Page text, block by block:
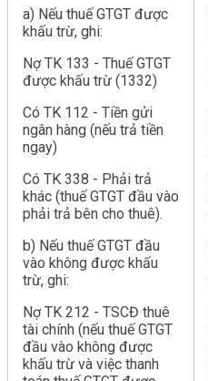
a) Nếu thuế GTGT được
khấu trừ, ghi:
Nợ TK 133 - Thuế GTGT
được khấu trừ (1332)
Có TK 112 - Tiền gửi
ngân hàng (nếu trả tiền
ngay)
Có TK 338 - Phải trả
khác (thuế GTGT đầu vào
phải trả bên cho thuê).
b) Nếu thuế GTGT đầu
vào không được khấu
trừ, ghi:
Nợ TK 212 - TSCĐ thuê
tài chính (nếu thuế GTGT
đầu vào không được
khấu trừ và việc thanh